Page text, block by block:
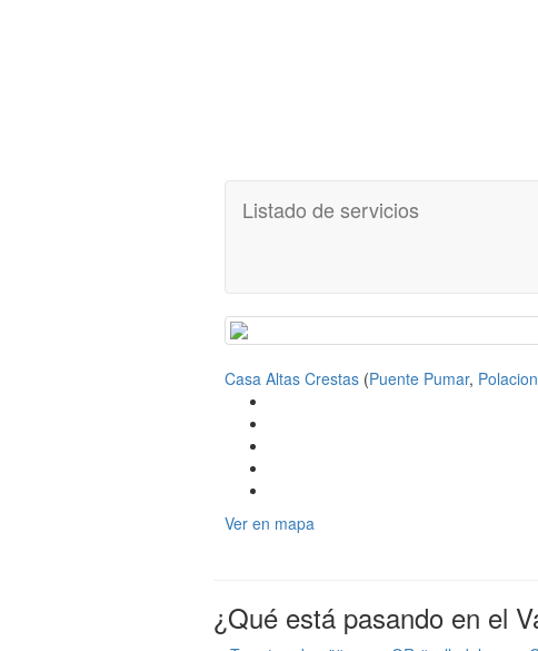
Listado de servicios
Casa Altas Crestas (Puente Pumar,
Ver en mapa
¿Qué está pasando en el